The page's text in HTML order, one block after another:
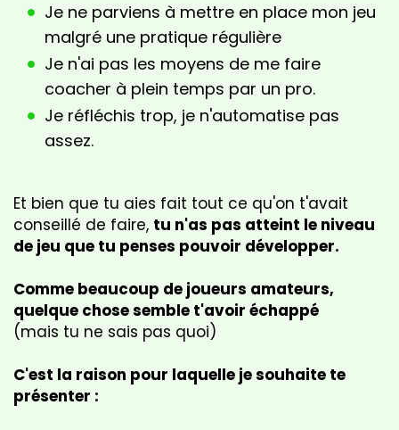
Je ne parviens à mettre en place mon jeu
malgré une pratique régulière
Je n'ai pas les moyens de me faire
coacher à plein temps par un pro.
Je réfléchis trop, je n'automatise pas
assez.
Et bien que tu aies fait tout ce qu'on t'avait
conseillé de faire, tu n'as pas atteint le niveau
de jeu que tu penses pouvoir développer.
Comme beaucoup de joueurs amateurs,
quelque chose semble t'avoir échappé
(mais tu ne sais pas quoi)
C'est la raison pour laquelle je souhaite te
présenter :